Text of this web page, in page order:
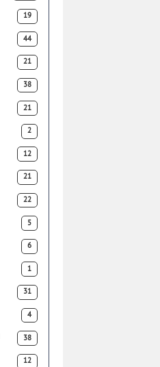
19
44
21
38
21
2
12
21
22
5
6
1
31
4
38
12